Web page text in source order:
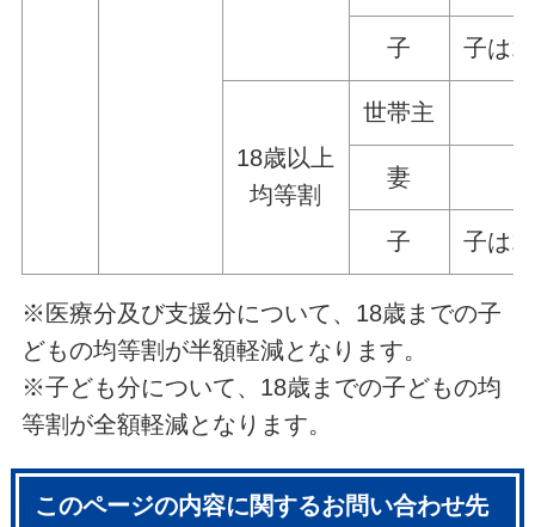
子 子は
18歳以上
均等割
世帯主
妻
子 子は
※医療分及び支援分について、18歳までの子
どもの均等割が半額軽減となります。
※子ども分について、18歳までの子どもの均
等割が全額軽減となります。
このページの内容に関するお問い合わせ先